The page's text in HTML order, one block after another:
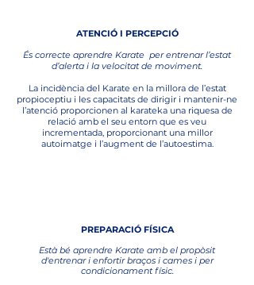
ATENCIÓ I PERCEPCIÓ
És correcte aprendre Karate per entrenar l’estat
d’alerta i la velocitat de moviment.
La incidència del Karate en la millora de l’estat
propioceptiu i les capacitats de dirigir i mantenir-ne
l’atenció proporcionen al karateka una riquesa de
relació amb el seu entorn que es veu
incrementada, proporcionant una millor
autoimatge i l’augment de l’autoestima.
PREPARACIÓ FÍSICA
Està bé aprendre Karate amb el propòsit
d'entrenar i enfortir braços i cames i per
condicionament físic.